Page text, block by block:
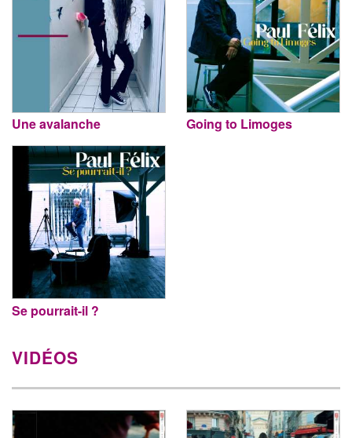
Une avalanche Going to Limoges
Se pourrait-il ?
VIDÉOS